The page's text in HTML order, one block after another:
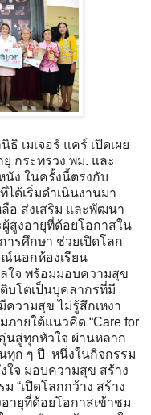
เมเจอร์ แคร์ เปิดเผย
กระทรวง พม. และ
นัง ในครั้งนี้ตรงกับ
ได้เริ่มดำเนินงานมา
อ ส่งเสริม และพัฒนา
สูงอายุที่ด้อยโอกาสใน
ารศึกษา ช่วยเปิดโลก
ณ์นอกห้องเรียน
ใจ พร้อมมอบความสุข
ติบโตเป็นบุคลากรที่มี
วามสุข ไม่รู้สึกเหงา
ายใต้แนวคิด “Care for
นสู่ทุกหัวใจ ผ่านหลาก
ทุก ๆ ปี หนึ่งในกิจกรรม
ใจ มอบความสุข สร้าง
“เปิดโลกกว้าง สร้าง
ายุที่ด้อยโอกาสเข้าชม